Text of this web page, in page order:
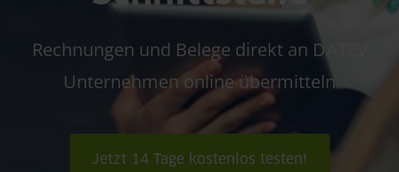
Rechnungen und Belege direkt an DATEV
Unternehmen online übermitteln
Jetzt 14 Tage kostenlos testen!